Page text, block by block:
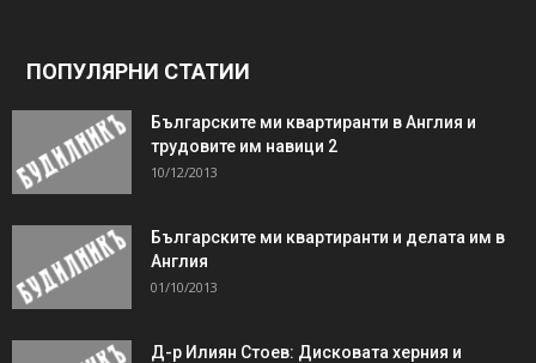
ПОПУЛЯРНИ СТАТИИ
Българските ми квартиранти в Англия и
трудовите им навици 2
10/12/2013
Българските ми квартиранти и делата им в
Англия
01/10/2013
Д-р Илиян Стоев: Дисковата херния и